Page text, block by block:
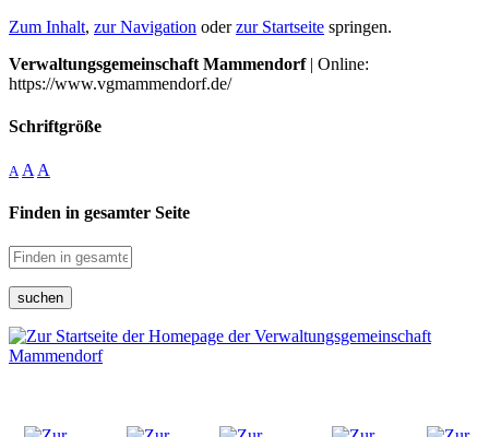
Zum Inhalt, zur Navigation oderzur Startseite springen.
Verwaltungsgemeinschaft Mammendorf| Online:
https://www.vgmammendorf.de/
Schriftgröße
A A A
Finden in gesamter Seite
suchen